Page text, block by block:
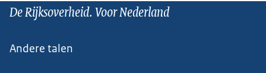
De Rijksoverheid. Voor Nederland
Andere talen